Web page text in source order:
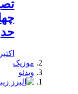
حدود
اکتبر 19, 2019
موزیک
ویدئو